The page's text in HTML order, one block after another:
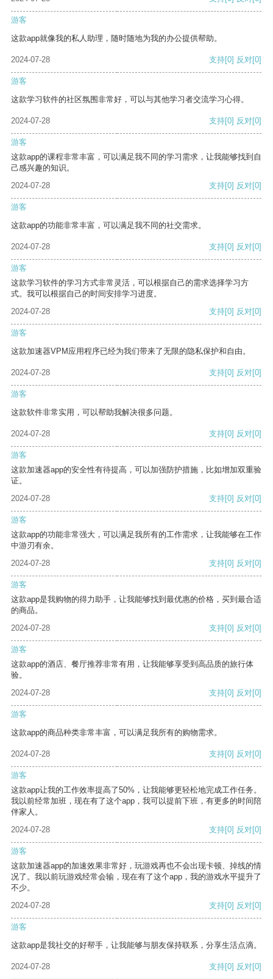
游客
这款app就像我的私人助理，随时随地为我的办公提供帮助。
2024-07-28 支持[0] 反对[0]
游客
这款学习软件的社区氛围非常好，可以与其他学习者交流学习心得。
2024-07-28 支持[0] 反对[0]
游客
这款app的课程非常丰富，可以满足我不同的学习需求，让我能够找到自
己感兴趣的知识。
2024-07-28
支持[0] 反对[0]
游客
这款app的功能非常丰富，可以满足我不同的社交需求。
2024-07-28 支持[0] 反对[0]
游客
这款学习软件的学习方式非常灵活，可以根据自己的需求选择学习方
式。我可以根据自己的时间安排学习进度。
2024-07-28
支持[0] 反对[0]
游客
这款加速器VPM应用程序已经为我们带来了无限的隐私保护和自由。
2024-07-28 支持[0] 反对[0]
游客
这款软件非常实用，可以帮助我解决很多问题。
2024-07-28 支持[0] 反对[0]
游客
这款加速器app的安全性有待提高，可以加强防护措施，比如增加双重验
证。
2024-07-28
支持[0] 反对[0]
游客
这款app的功能非常强大，可以满足我所有的工作需求，让我能够在工作
中游刃有余。
2024-07-28
支持[0] 反对[0]
游客
这款app是我购物的得力助手，让我能够找到最优惠的价格，买到最合适
的商品。
2024-07-28
支持[0] 反对[0]
游客
这款app的酒店、餐厅推荐非常有用，让我能够享受到高品质的旅行体
验。
2024-07-28
支持[0] 反对[0]
游客
这款app的商品种类非常丰富，可以满足我所有的购物需求。
2024-07-28 支持[0] 反对[0]
游客
这款app让我的工作效率提高了50%，让我能够更轻松地完成工作任务。
我以前经常加班，现在有了这个app，我可以提前下班，有更多的时间陪
伴家人。
2024-07-28
支持[0] 反对[0]
游客
这款加速器app的加速效果非常好，玩游戏再也不会出现卡顿、掉线的情
况了。我以前玩游戏经常会输，现在有了这个app，我的游戏水平提升了
不少。
2024-07-28
支持[0] 反对[0]
游客
这款app是我社交的好帮手，让我能够与朋友保持联系，分享生活点滴。
2024-07-28 支持[0] 反对[0]